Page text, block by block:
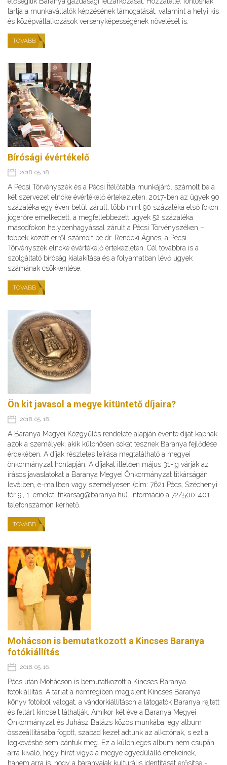
tartja a munkavállalók képzésének támogatását, valamint a helyi kis
és középvállalkozások versenyképességének növelését is.
TOVÁBB
Bírósági évértékelő
2018. 05. 18.
A Pécsi Törvényszék és a Pécsi Ítélőtábla munkájáról számolt be a
két szervezet elnöke évértékelő értekezleten. 2017-ben az ügyek 90
százaléka egy éven belül zárult, több mint 90 százaléka első fokon
jogerőre emelkedett, a megfellebbezett ügyek 52 százaléka
másodfokon helybenhagyással zárult a Pécsi Törvényszéken –
többek között erről számolt be dr. Rendeki Ágnes, a Pécsi
Törvényszék elnöke évértékelő értekezleten. Cél továbbra is a
szolgáltató bíróság kialakítása és a folyamatban lévő ügyek
számának csökkentése.
TOVÁBB
Ön kit javasol a megye kitüntető díjaira?
2018. 05. 18.
A Baranya Megyei Közgyűlés rendelete alapján évente díjat kapnak
azok a személyek, akik különösen sokat tesznek Baranya fejlődése
érdekében. A díjak részletes leírása megtalálható a megyei
önkormányzat honlapján. A díjakat illetően május 31-ig várják az
írásos javaslatokat a Baranya Megyei Önkormányzat titkárságán
levélben, e-mailben vagy személyesen (cím: 7621 Pécs, Széchenyi
tér 9., 1. emelet, titkarsag@baranya.hu). Információ a 72/500-401
telefonszámon kérhető.
TOVÁBB
Mohácson is bemutatkozott a Kincses Baranya
fotókiállítás
2018. 05. 16.
Pécs után Mohácson is bemutatkozott a Kincses Baranya
fotókiállítás. A tárlat a nemrégiben megjelent Kincses Baranya
könyv fotóiból válogat, a vándorkiállításon a látogatók Baranya rejtett
és feltárt kincseit láthatják. Amikor két éve a Baranya Megyei
Önkormányzat és Juhász Balázs közös munkába, egy album
összeállításába fogott, szabad kezet adtunk az alkotónak, s ezt a
legkevésbé sem bántuk meg. Ez a különleges album nem csupán
arra kiváló, hogy hírét vigye a megye egyedülálló értékeinek,
hanem arra is, hogy a baranyaiak kulturális identitását erősítse -